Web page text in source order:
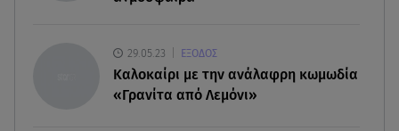
μεθυσμένο τουρίστα
08.08.26 , 22:33
29.05.23 ΕΞΟΔΟΣ
Καλοκαίρι με την ανάλαφρη κωμωδία
«Γρανίτα από Λεμόνι»